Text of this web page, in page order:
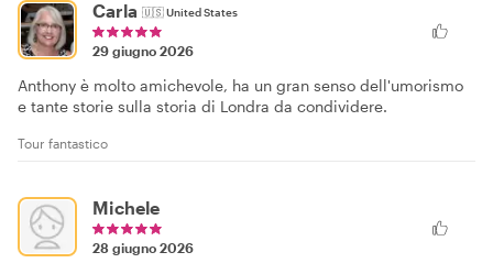
Carla 🇺🇸United States
29 giugno 2026
Anthony è molto amichevole, ha un gran senso dell'umorismo
e tante storie sulla storia di Londra da condividere.
Tour fantastico
Michele
28 giugno 2026